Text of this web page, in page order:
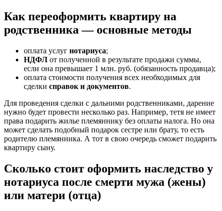
Как переоформить квартиру на
родственника — основные методы
оплата услуг нотариуса;
НДФЛ от полученной в результате продажи суммы,
если она превышает 1 млн. руб. (обязанность продавца);
оплата стоимости получения всех необходимых для
сделки справок и документов.
Для проведения сделки с дальними родственниками, дарение
нужно будет провести несколько раз. Например, тетя не имеет
права подарить жилье племяннику без оплаты налога. Но она
может сделать подобный подарок сестре или брату, то есть
родителю племянника. А тот в свою очередь сможет подарить
квартиру сыну.
Сколько стоит оформить наследство у
нотариуса после смерти мужа (жены)
или матери (отца)